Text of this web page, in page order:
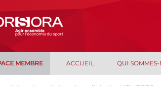
MEMBRE ACCUEIL QUI SOMMES-